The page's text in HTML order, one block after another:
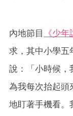
內地節目 《少年
求，其中小學五
說：「小時候，
為我每次抬起頭
地盯著手機看。